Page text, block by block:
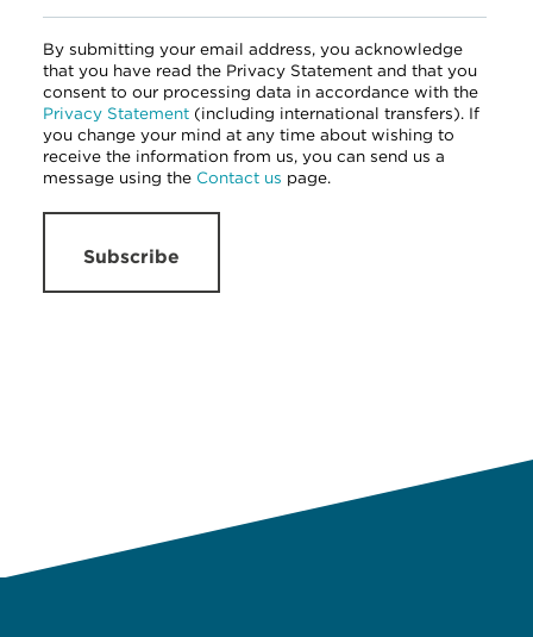
By submitting your email address, you acknowledge
that you have read the Privacy Statement and that you
consent to our processing data in accordance with the
Privacy Statement (including international transfers). If
you change your mind at any time about wishing to
receive the information from us, you can send us a
message using the Contact us page.
Subscribe